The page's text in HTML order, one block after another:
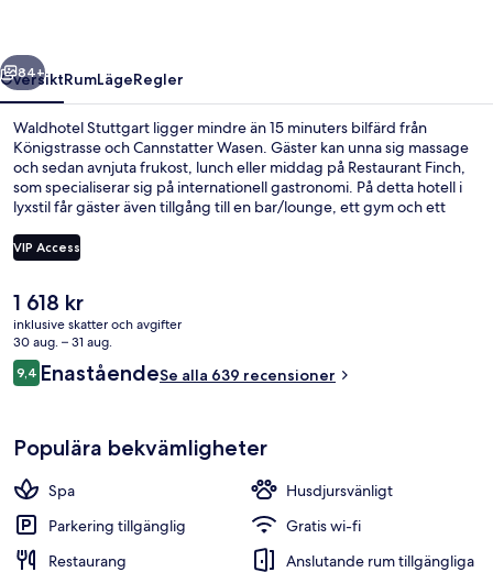
Nästa
84+
ÖversiktRumLägeRegler
Waldhotel Stuttgart ligger mindre än 15 minuters bilfärd från
Königstrasse och Cannstatter Wasen. Gäster kan unna sig massage
och sedan avnjuta frukost, lunch eller middag på Restaurant Finch,
som specialiserar sig på internationell gastronomi. På detta hotell i
lyxstil får gäster även tillgång till en bar/lounge, ett gym och ett
personalen. Kollektivtrafik finns i närheten. Till Waldau U-Bahn tar
det 5 minuter att gå och till Ruhbank-Fernsehturm U-Bahn är det 6
VIP Access
Det
nuvarande
priset
är
1 618 kr
1 618 kr
inklusive skatter och avgifter
30 aug. – 31 aug.
Recensioner
9,49,4 av 10,
EnaståendeSe alla 639 recensioner
Populära bekvämligheter
Spa
Husdjursvänligt
Parkering tillgänglig
Gratis wi-fi
Restaurang
Anslutande rum tillgängliga